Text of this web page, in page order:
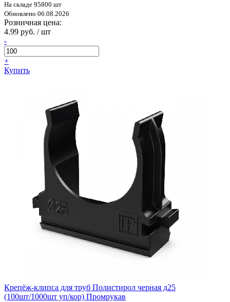
На складе 95800 шт
Обновлено 06.08.2026
Розничная цена:
4.99 руб. / шт
-
+
Купить
Крепёж-клипса для труб Полистирол черная д25
(100шт/1000шт уп/кор) Промрукав